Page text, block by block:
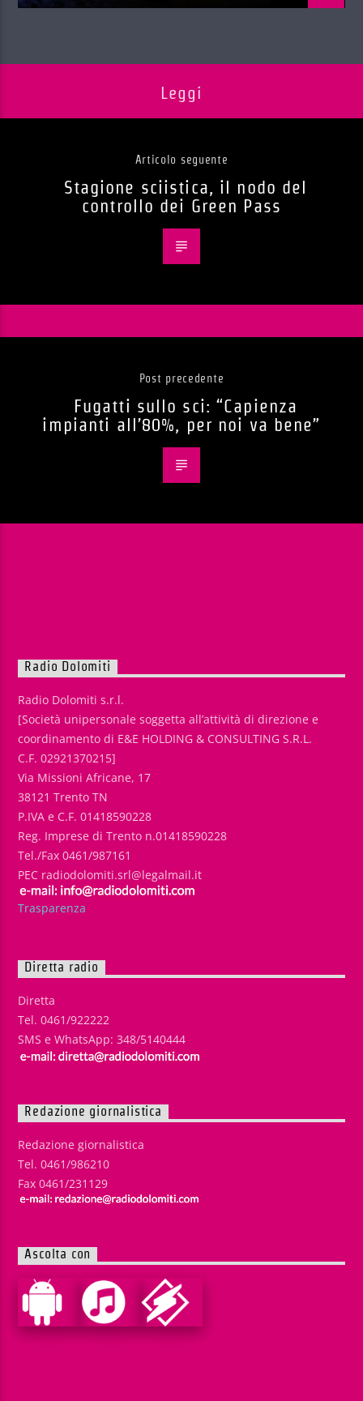
Leggi
Articolo seguente
Stagione sciistica, il nodo del
controllo dei Green Pass
Post precedente
Fugatti sullo sci: “Capienza
impianti all’80%, per noi va bene”
Radio Dolomiti
Radio Dolomiti s.r.l.
[Società unipersonale soggetta all’attività di direzione e
coordinamento di E&E HOLDING & CONSULTING S.R.L.
C.F. 02921370215]
Via Missioni Africane, 17
38121 Trento TN
P.IVA e C.F. 01418590228
Reg. Imprese di Trento n.01418590228
Tel./Fax 0461/987161
PEC radiodolomiti.srl@legalmail.it
Trasparenza
Diretta radio
Diretta
Tel. 0461/922222
SMS e WhatsApp: 348/5140444
Redazione giornalistica
Redazione giornalistica
Tel. 0461/986210
Fax 0461/231129
Ascolta con